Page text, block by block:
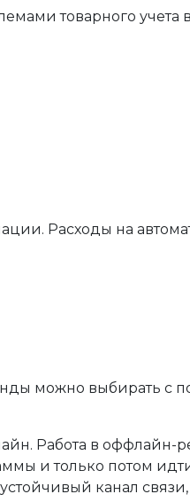
товарного учета
Расходы на
можно выбирать с
Работа в оффлайн-
и только потом
канал